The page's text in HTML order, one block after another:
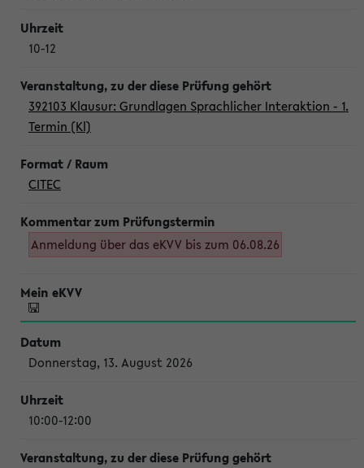
10-12
392103 Klausur: Grundlagen Sprachlicher Interaktion - 1.
Termin (Kl)
CITEC
Anmeldung über das eKVV bis zum 06.08.26
Donnerstag, 13. August 2026
10:00-12:00